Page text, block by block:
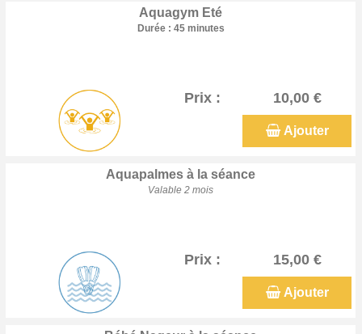
Aquagym Eté
Durée : 45 minutes
Prix : 10,00 €
Ajouter
Aquapalmes à la séance
Valable 2 mois
Prix : 15,00 €
Ajouter